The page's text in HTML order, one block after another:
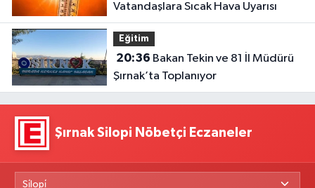
Vatandaşlara Sıcak Hava Uyarısı
Eğitim
20:36
Şırnak’ta Toplanıyor
Şırnak Silopi Nöbetçi Eczaneler